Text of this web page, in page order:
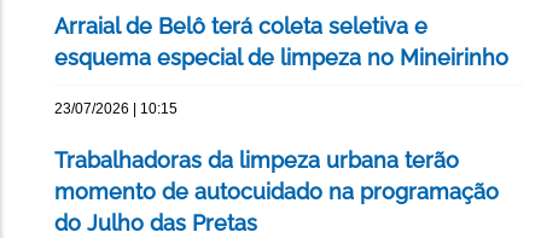
Arraial de Belô terá coleta seletiva e
esquema especial de limpeza no Mineirinho
23/07/2026 | 10:15
Trabalhadoras da limpeza urbana terão
momento de autocuidado na programação
do Julho das Pretas